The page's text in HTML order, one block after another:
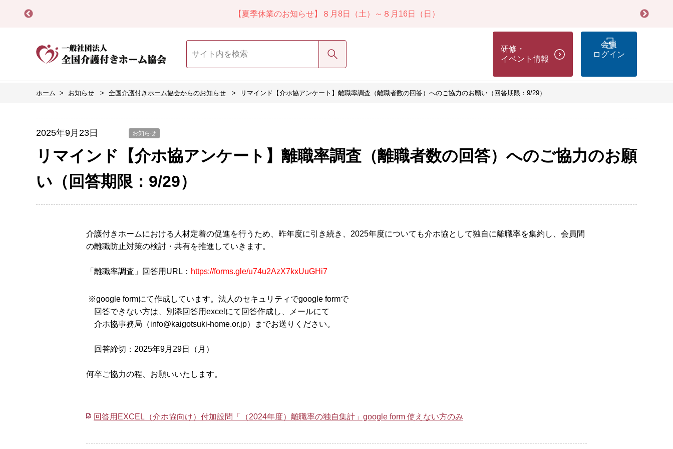
【夏季休業のお知らせ】８月8日（土）～８月16日（日）
検索
研修・
イベント情報
会員
ログイン
ホーム お知らせ 全国介護付きホーム協会からのお知らせ リマインド【介ホ協アンケート】離職率調査（離職者数の回答）へのご協力のお願い（回答期限：9/29）
2025年9月23日 お知らせ
リマインド【介ホ協アンケート】離職率調査（離職者数の回答）へのご協力のお願
い（回答期限：9/29）
介護付きホームにおける人材定着の促進を行うため、昨年度に引き続き、2025年度についても介ホ協として独自に離職率を集約し、会員間
の離職防止対策の検討・共有を推進していきます。
「離職率調査」回答用URL： https://forms.gle/u74u2AzX7kxUuGHi7
※google formにて作成しています。法人のセキュリティでgoogle formで
回答できない方は、別添回答用excelにて回答作成し、メールにて
介ホ協事務局（info@kaigotsuki-home.or.jp）までお送りください。
回答締切：2025年9月29日（月）
何卒ご協力の程、お願いいたします。
回答用EXCEL（介ホ協向け）付加設問「（2024年度）離職率の独自集計」google form 使えない方のみ